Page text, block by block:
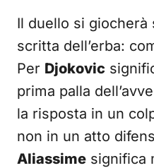
Il duello si giocherà
scritta dell’erba:
Per Djokovic
prima palla
la risposta in un
non in un atto
Aliassime significa